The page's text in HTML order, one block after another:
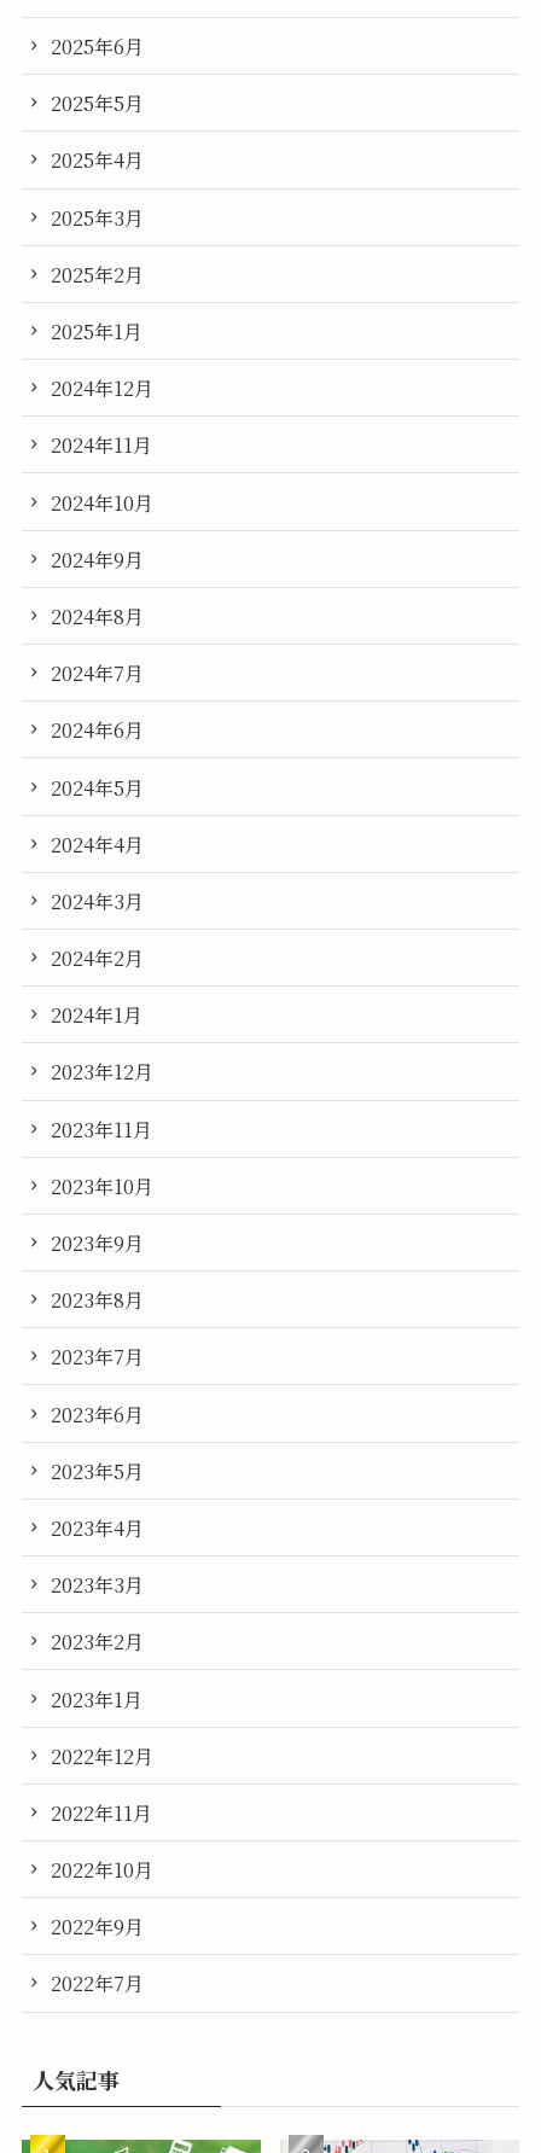
2025年6月
2025年5月
2025年4月
2025年3月
2025年2月
2025年1月
2024年12月
2024年11月
2024年10月
2024年9月
2024年8月
2024年7月
2024年6月
2024年5月
2024年4月
2024年3月
2024年2月
2024年1月
2023年12月
2023年11月
2023年10月
2023年9月
2023年8月
2023年7月
2023年6月
2023年5月
2023年4月
2023年3月
2023年2月
2023年1月
2022年12月
2022年11月
2022年10月
2022年9月
2022年7月
人気記事